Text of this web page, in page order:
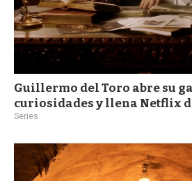
Guillermo del Toro abre su
curiosidades y llena Netflix
Series